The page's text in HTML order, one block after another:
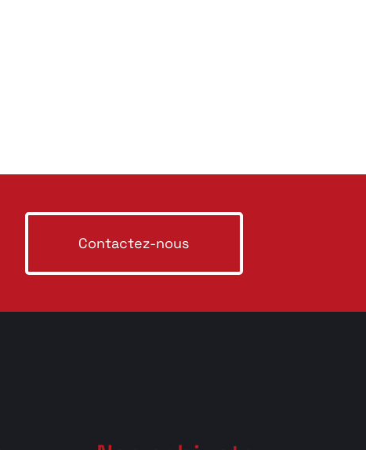
Contactez-nous